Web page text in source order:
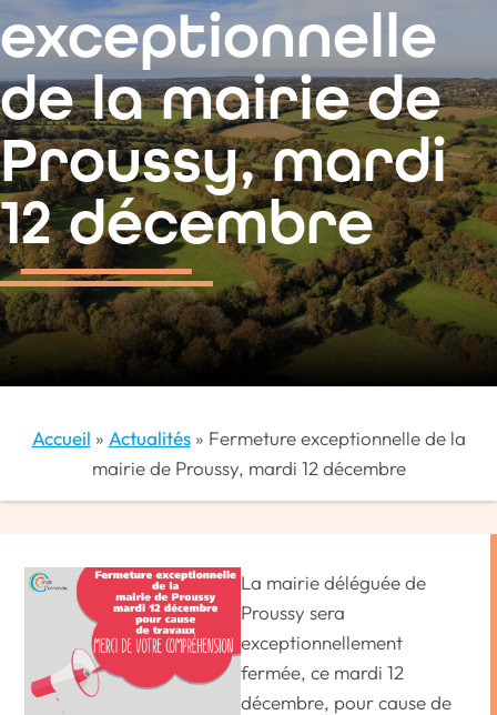
principal
exceptionnelle
de la mairie de
Proussy, mardi
12 décembre
Accueil » Actualités» Fermeture exceptionnelle de la
mairie de Proussy, mardi 12 décembre
La mairie déléguée de
Proussy sera
exceptionnellement
fermée, ce mardi 12
décembre, pour cause de